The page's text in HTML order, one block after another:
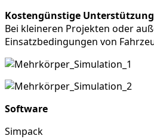
Kostengünstige Unterstützung
Bei kleineren Projekten oder
Einsatzbedingungen von
Software
Simpack